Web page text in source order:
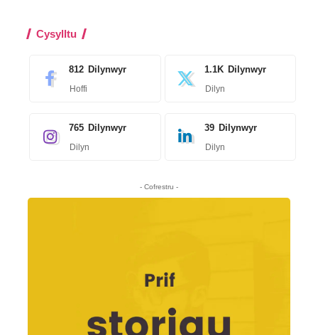
Cysylltu
812 Dilynwyr
Hoffi
1.1K Dilynwyr
Dilyn
765 Dilynwyr
Dilyn
39 Dilynwyr
Dilyn
- Cofrestru -